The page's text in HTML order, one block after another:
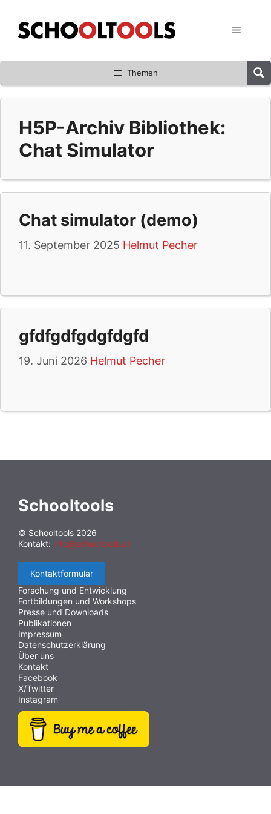
Inhalt
springen
Menü
Themen
H5P-Archiv Bibliothek:
Chat Simulator
Chat simulator (demo)
11. September 2025 Helmut Pecher
gfdfgdfgdgfdgfd
19. Juni 2026 Helmut Pecher
Schooltools
© Schooltools 2026
Kontakt: info@schooltools.at
Kontaktformular
Forschung und Entwicklung
Fortbildungen und Workshops
Presse und Downloads
Publikationen
Impressum
Datenschutzerklärung
Über uns
Kontakt
Facebook
X/Twitter
Instagram